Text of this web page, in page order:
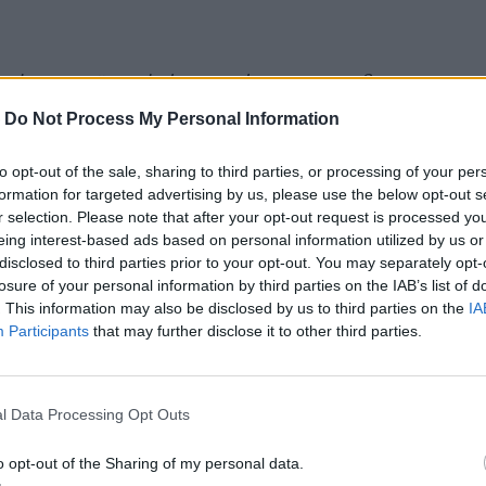
Do Not Process My Personal Information
opt-out of the sale, sharing to third parties, or processing of your
for targeted advertising by us, please use the below opt-out
selection. Please note that after your opt-out request is processed
interest-based ads based on personal information utilized by us
to third parties prior to your opt-out. You may separately
of your personal information by third parties on the IAB’s list of
This information may also be disclosed by us to third parties on the
Participants that may further disclose it to other third parties.
Data Processing Opt Outs
opt-out of the Sharing of my personal data.
την προϊστορία έως τις μέρες μας, το «Sex
η αφύπνιση των αισθήσεων, η συζυγική
συμπεριφορά προσωπικοτήτων της
έως την ομοφυλοφιλία του Μιχαήλ Άγγελου
στις σελίδες του «Sex Story» σε μια
παιχνιδιάρικη.
του κόσμου; Ήταν αποδεκτή η ομοφυλοφιλία
για την καταπολέμηση της ανικανότητας;
της Αιγύπτου;